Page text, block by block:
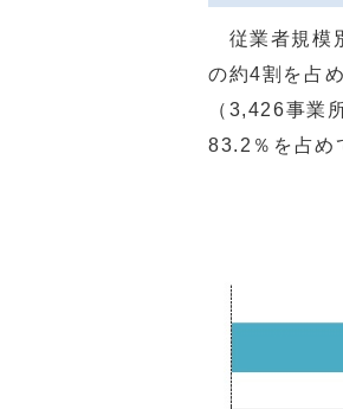
従業者規模
の約4割を占
（3,426事業
83.2％を占め